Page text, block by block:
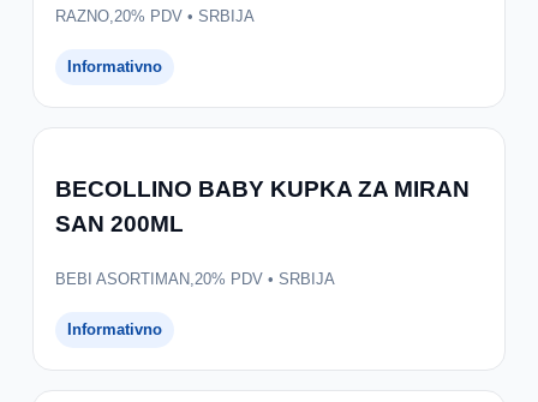
RAZNO,20% PDV • SRBIJA
Informativno
BECOLLINO BABY KUPKA ZA MIRAN
SAN 200ML
BEBI ASORTIMAN,20% PDV • SRBIJA
Informativno